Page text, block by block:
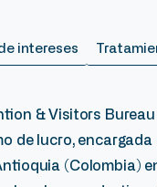
intereses
& Visitors Bureau
de lucro, encargada
(Colombia)